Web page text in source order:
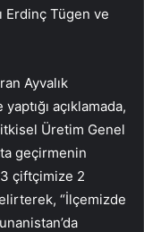
Erdinç Tügen ve
Ayvalık
açıklamada,
Üretim Genel
geçirmenin
3 çiftçimize 2
“İlçemizde